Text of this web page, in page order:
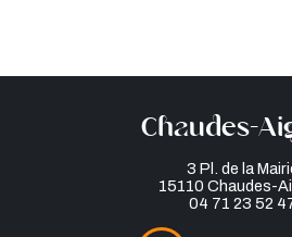
Chaudes-
3 Pl. de la
15110 Chaudes-
04 71 23 52